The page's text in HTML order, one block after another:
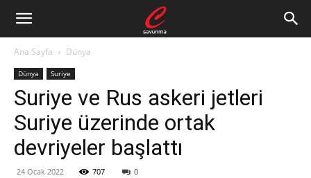
Ana Sayfa Dünya
Dünya Suriye
Suriye ve Rus askeri jetleri
Suriye üzerinde ortak
devriyeler başlattı
24 Ocak 2022 707 0